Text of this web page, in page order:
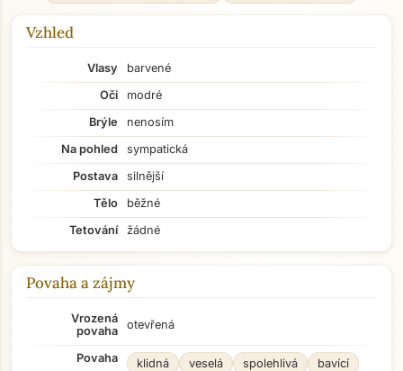
Vzhled
Vlasy
barvené
Oči
modré
Brýle
nenosím
Na pohled
sympatická
Postava
silnější
Tělo
běžné
Tetování
žádné
Povaha a zájmy
Vrozená
povaha
otevřená
Povaha klidná veselá spolehlivá
bavící